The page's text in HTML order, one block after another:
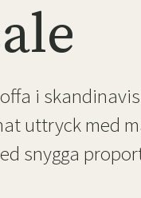
i
uttryck med
snygga